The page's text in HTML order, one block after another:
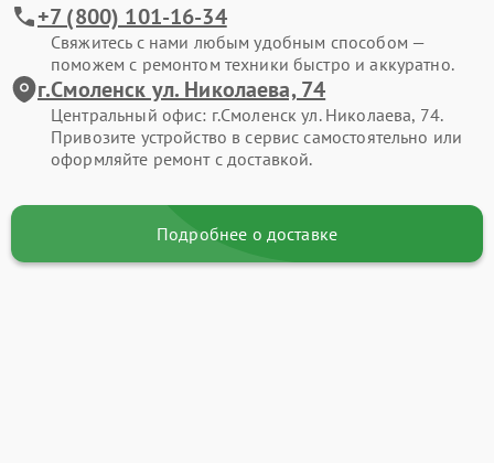
+7 (800) 101-16-34
Свяжитесь с нами любым удобным способом —
поможем с ремонтом техники быстро и аккуратно.
г.Смоленск ул. Николаева, 74
Центральный офис: г.Смоленск ул. Николаева, 74.
Привозите устройство в сервис самостоятельно или
оформляйте ремонт с доставкой.
Подробнее о доставке